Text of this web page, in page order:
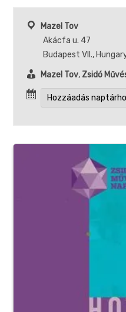
Mazel Tov
Akácfa u. 47
Budapest VII.,
Mazel Tov, Zsidó